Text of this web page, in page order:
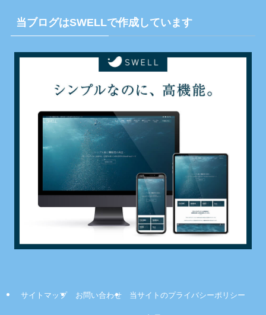
当ブログはSWELLで作成しています
サイトマップ お問い合わせ 当サイトのプライバシーポリシー